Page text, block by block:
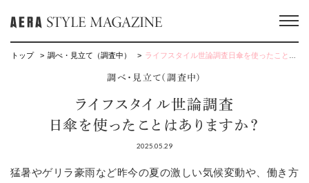
トップ 調べ・見立て（調査中） ライフスタイル世論調査日傘を使ったことはありますか？
調べ・見立て（調査中）
ライフスタイル世論調査
日傘を使ったことはありますか？
2025.05.29
猛暑やゲリラ豪雨など昨今の夏の激しい気候変動や、働き方